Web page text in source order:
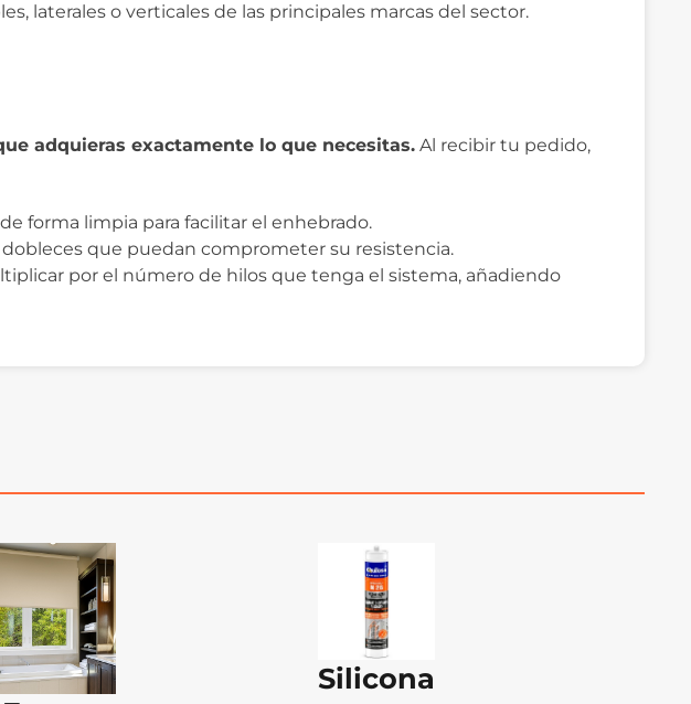
laterales o verticales de las principales marcas del sector.
adquieras exactamente lo que necesitas. Al recibir tu pedido,
forma limpia para facilitar el enhebrado.
que puedan comprometer su resistencia.
por el número de hilos que tenga el sistema, añadiendo
Silicona